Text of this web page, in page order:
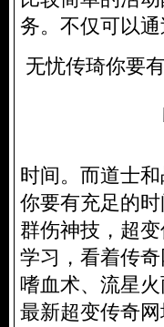
务。不仅可以
无忧传琦你要
时间。而道士
你要有充足的
群伤神技，超
学习，看着传
嗜血术、流星
最新超变传奇网